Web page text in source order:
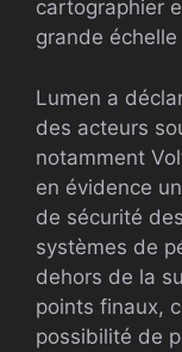
cartographier
grande échelle
Lumen a
des acteurs
notamment
en évidence
de sécurité
systèmes de
dehors de la
points finaux,
possibilité de